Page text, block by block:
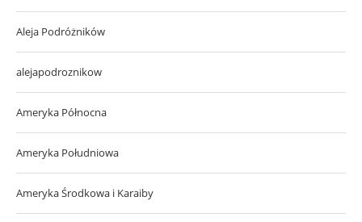
Aleja Podróżników
alejapodroznikow
Ameryka Północna
Ameryka Południowa
Ameryka Środkowa i Karaiby